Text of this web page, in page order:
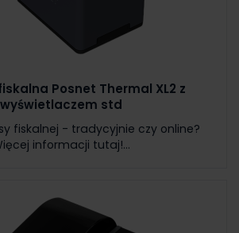
Posnet Thermal XL2 z
wyświetlaczem std
fiskalnej - tradycyjnie czy online?
informacji tutaj!...